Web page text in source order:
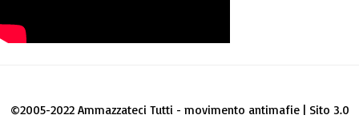
©2005-2022 Ammazzateci Tutti - movimento antimafie | Sito 3.0